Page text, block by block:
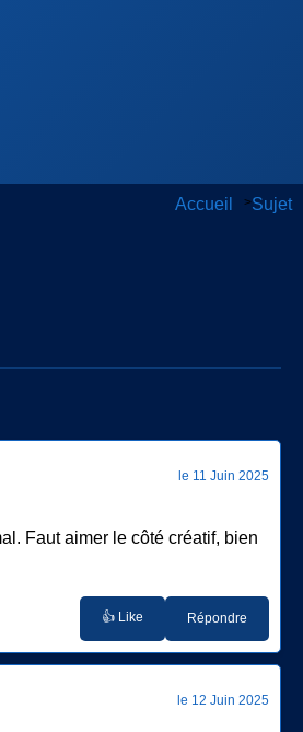
Accueil >Sujet
le 11 Juin 2025
Faut aimer le côté créatif, bien
👍 Like Répondre
le 12 Juin 2025